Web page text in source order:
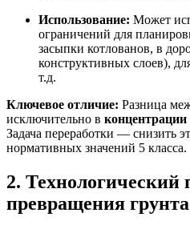
Использование: Может
ограничений для
засыпки котлованов, в
конструктивных слоев),
т.д.
Ключевое отличие: Разница
исключительно в
Задача переработки — снизить
нормативных значений 5 класса.
2. Технологический
превращения